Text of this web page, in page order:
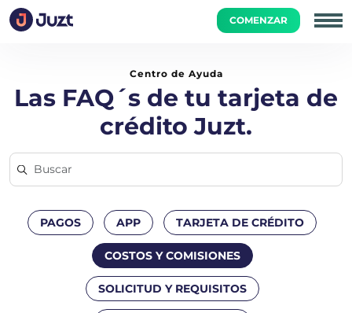
COMENZAR
Inicio Costos y Comisiones ¿Desde cuándo se cobran
Centro de Ayuda
Las FAQ´s de tu tarjeta de
crédito Juzt.
PAGOS APP TARJETA DE CRÉDITO
COSTOS Y COMISIONES
SOLICITUD Y REQUISITOS